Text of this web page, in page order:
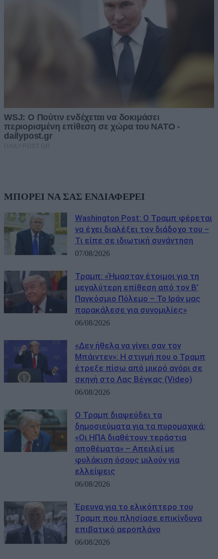
ΜΠΟΡΕΙ ΝΑ ΣΑΣ ΕΝΔΙΑΦΕΡΕΙ
Washington Post: Ο Τραμπ φέρεται
να έχει διαλέξει τον διάδοχο του –
Τι είπε σε ιδιωτική συνάντηση
07/08/2026
Τραμπ: «Ήμασταν έτοιμοι για τη
μεγαλύτερη επίθεση από τον Β’
Παγκόσμιο Πόλεμο – Το Ιράν μας
παρακάλεσε για συνομιλίες»
06/08/2026
«Δεν ήθελα να γίνει σαν τον
Μπάιντεν»: Η στιγμή που ο Τραμπ
έτρεξε πίσω από μικρό αγόρι σε
σκηνή στο Λας Βέγκας (Video)
06/08/2026
Ο Τραμπ διαψεύδει τα
δημοσιεύματα για τα πυρομαχικά:
«Οι ΗΠΑ διαθέτουν τεράστια
αποθέματα» – Απειλεί με
φυλάκιση όσους μιλούν για
ελλείψεις
06/08/2026
Έρευνα για το ελικόπτερο του
Τραμπ που πλησίασε επικίνδυνα
επιβατικό αεροπλάνο
06/08/2026